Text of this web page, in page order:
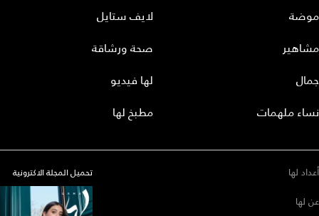
موضة
مشاهير
جمال
نساء ملهمات
لايف ستايل
صحة ورشاقة
لها فيديو
مطبخ لها
أعداد لها
عن لها
تحميل المجلة الاكترونية